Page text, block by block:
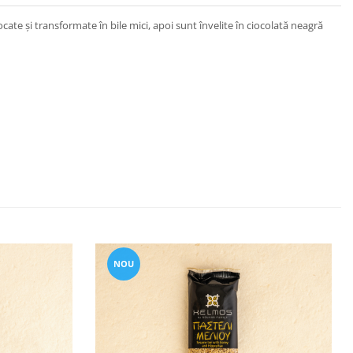
și transformate în bile mici, apoi sunt învelite în ciocolată neagră
NOU